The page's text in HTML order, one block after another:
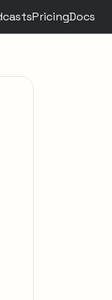
PricingDocs